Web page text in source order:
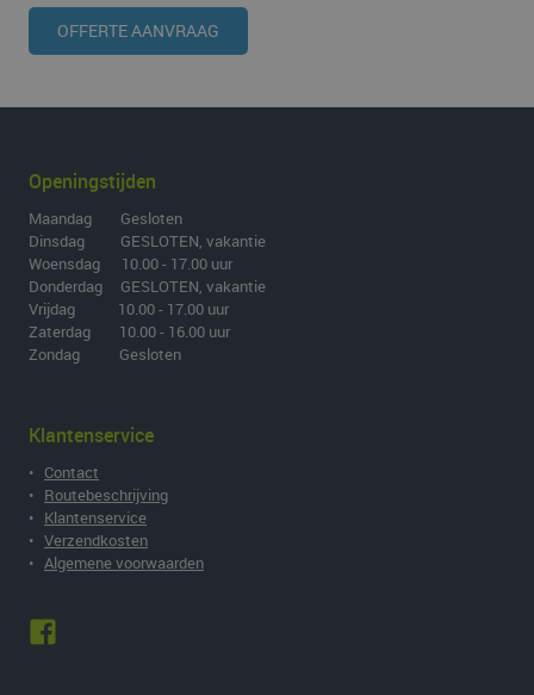
OFFERTE AANVRAAG
Openingstijden
Maandag Gesloten
Dinsdag GESLOTEN, vakantie
Woensdag 10.00 - 17.00 uur
Donderdag GESLOTEN, vakantie
Vrijdag 10.00 - 17.00 uur
Zaterdag 10.00 - 16.00 uur
Zondag Gesloten
Klantenservice
• Contact
• Routebeschrijving
• Klantenservice
• Verzendkosten
• Algemene voorwaarden